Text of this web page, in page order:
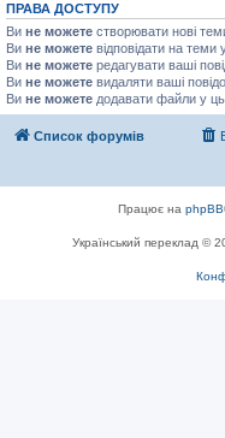
ПРАВА ДОСТУПУ
Ви не можете створювати нові
Ви не можете відповідати на
Ви не можете редагувати ваші
Ви не можете видаляти ваші
Ви не можете додавати файли у
Список форумів
Працює на phpBB
Український переклад ©